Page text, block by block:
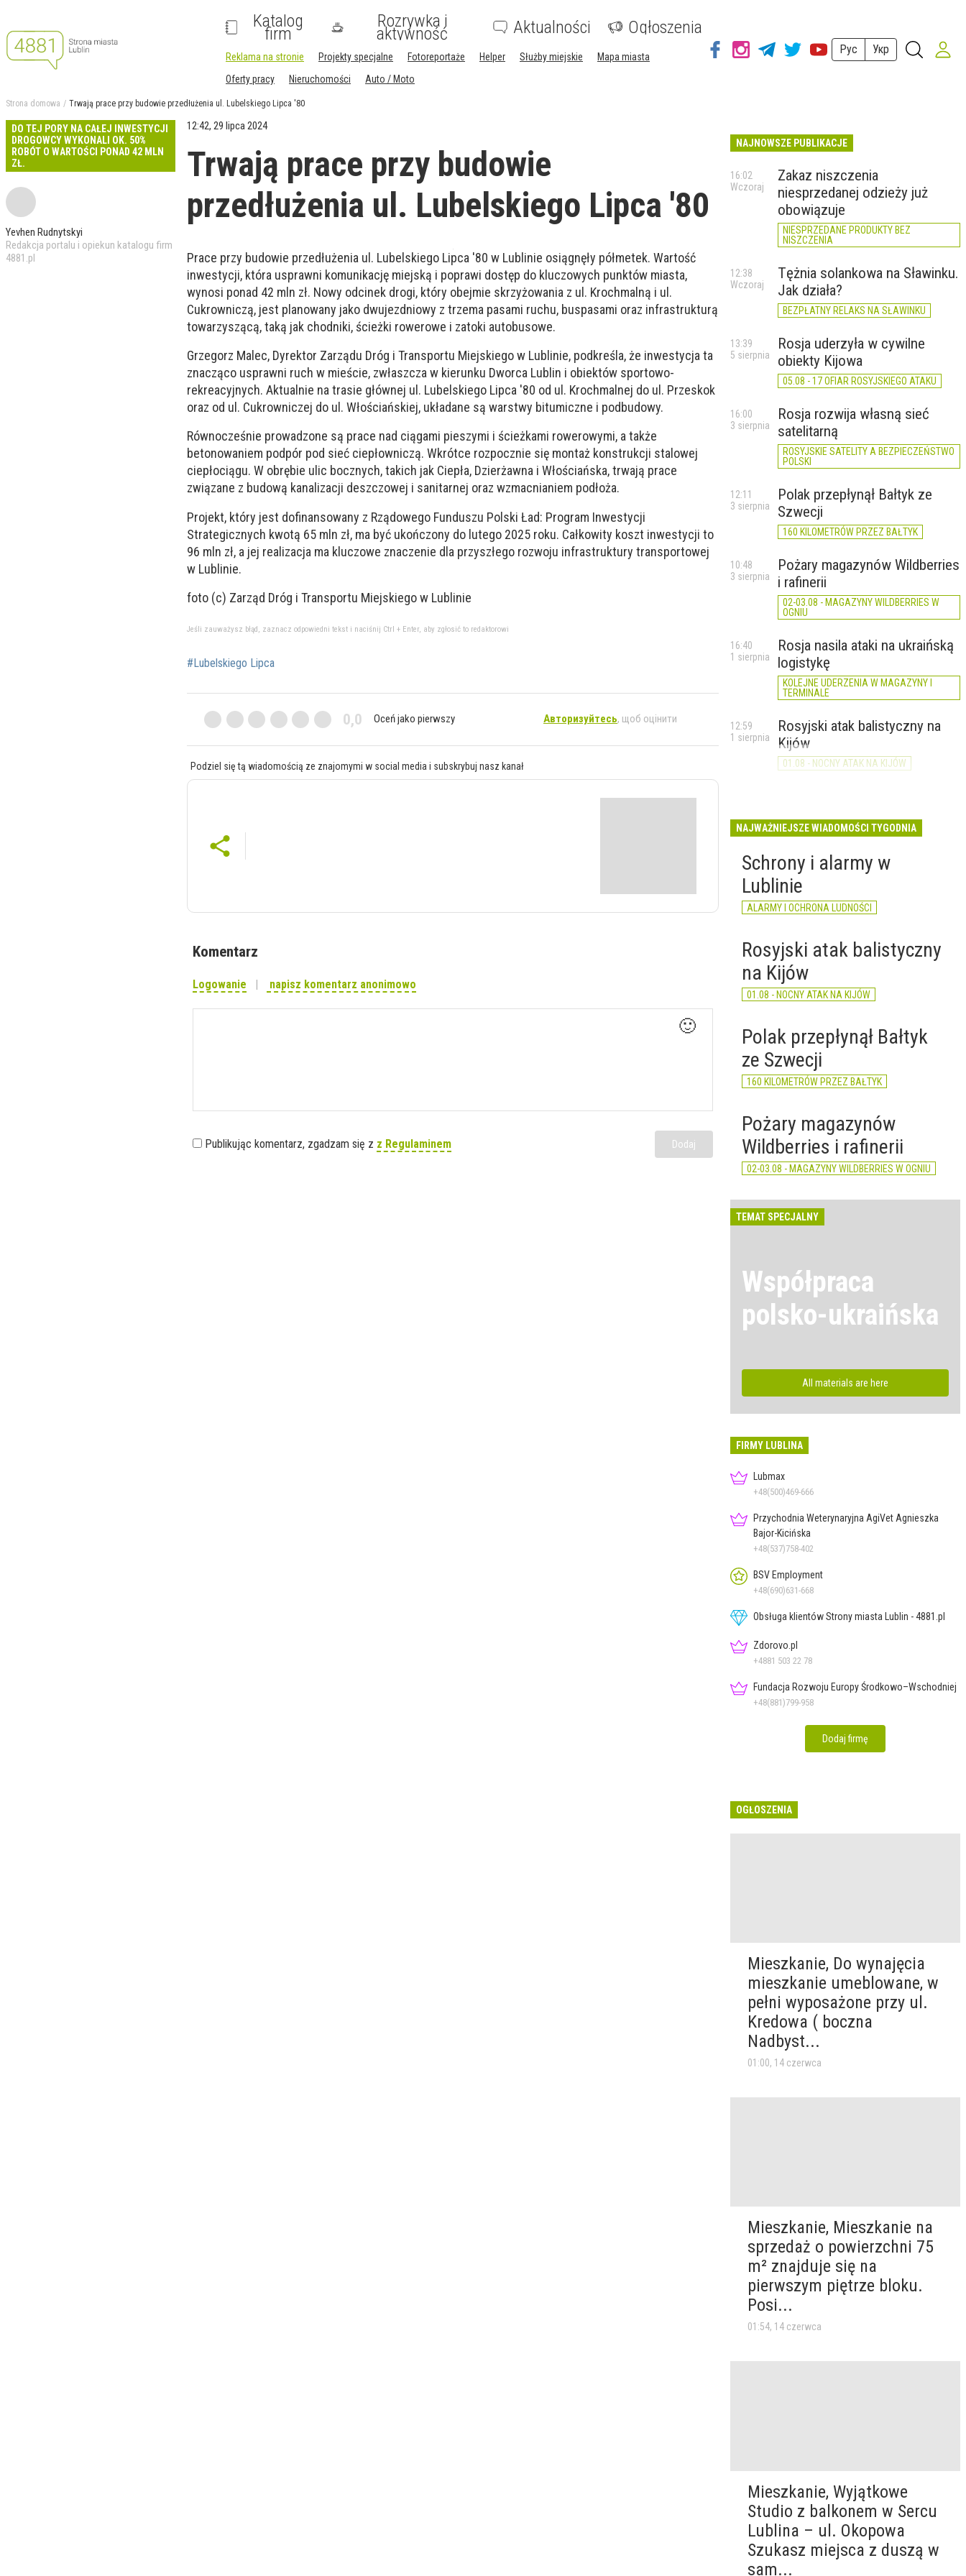
Katalog
firm
Rozrywka i
aktywność Aktualności Ogłoszenia
Reklama na stronie Projekty specjalne Fotoreportaże Helper Służby miejskie
Mapa miasta
Oferty pracy
Nieruchomości Auto / Moto
Рус Укр
Strona domowa Trwają prace przy budowie przedłużenia ul. Lubelskiego Lipca '80
DO TEJ PORY NA CAŁEJ INWESTYCJI
DROGOWCY WYKONALI OK. 50%
ROBÓT O WARTOŚCI PONAD 42 MLN
ZŁ.
Yevhen Rudnytskyi
Redakcja portalu i opiekun katalogu firm
4881.pl
12:42, 29 lipca 2024
Trwają prace przy budowie
przedłużenia ul. Lubelskiego Lipca '80
Prace przy budowie przedłużenia ul. Lubelskiego Lipca '80 w Lublinie osiągnęły półmetek. Wartość
inwestycji, która usprawni komunikację miejską i poprawi dostęp do kluczowych punktów miasta,
wynosi ponad 42 mln zł. Nowy odcinek drogi, który obejmie skrzyżowania z ul. Krochmalną i ul.
Cukrowniczą, jest planowany jako dwujezdniowy z trzema pasami ruchu, buspasami oraz infrastrukturą
towarzyszącą, taką jak chodniki, ścieżki rowerowe i zatoki autobusowe.
Grzegorz Malec, Dyrektor Zarządu Dróg i Transportu Miejskiego w Lublinie, podkreśla, że inwestycja ta
znacząco usprawni ruch w mieście, zwłaszcza w kierunku Dworca Lublin i obiektów sportowo-
rekreacyjnych. Aktualnie na trasie głównej ul. Lubelskiego Lipca '80 od ul. Krochmalnej do ul. Przeskok
oraz od ul. Cukrowniczej do ul. Włościańskiej, układane są warstwy bitumiczne i podbudowy.
Równocześnie prowadzone są prace nad ciągami pieszymi i ścieżkami rowerowymi, a także
betonowaniem podpór pod sieć ciepłowniczą. Wkrótce rozpocznie się montaż konstrukcji stalowej
ciepłociągu. W obrębie ulic bocznych, takich jak Ciepła, Dzierżawna i Włościańska, trwają prace
związane z budową kanalizacji deszczowej i sanitarnej oraz wzmacnianiem podłoża.
Projekt, który jest dofinansowany z Rządowego Funduszu Polski Ład: Program Inwestycji
Strategicznych kwotą 65 mln zł, ma być ukończony do lutego 2025 roku. Całkowity koszt inwestycji to
96 mln zł, a jej realizacja ma kluczowe znaczenie dla przyszłego rozwoju infrastruktury transportowej
w Lublinie.
foto (c) Zarząd Dróg i Transportu Miejskiego w Lublinie
Jeśli zauważysz błąd, zaznacz odpowiedni tekst i naciśnij Ctrl + Enter, aby zgłosić to redaktorowi
#Lubelskiego Lipca
0,0 Oceń jako pierwszy Авторизуйтесь, щоб оцінити
Podziel się tą wiadomością ze znajomymi w social media i subskrybuj nasz kanał
Komentarz
Logowanie napisz komentarz anonimowo
🙂
Publikując komentarz, zgadzam się z z Regulaminem Dodaj
NAJNOWSZE PUBLIKACJE
Zakaz niszczenia
niesprzedanej odzieży już
obowiązuje
NIESPRZEDANE PRODUKTY BEZ
NISZCZENIA
16:02
Wczoraj
Tężnia solankowa na Sławinku.
Jak działa?
BEZPŁATNY RELAKS NA SŁAWINKU
12:38
Wczoraj
Rosja uderzyła w cywilne
obiekty Kijowa
05.08 - 17 OFIAR ROSYJSKIEGO ATAKU
13:39
5 sierpnia
Rosja rozwija własną sieć
satelitarną
ROSYJSKIE SATELITY A BEZPIECZEŃSTWO
POLSKI
16:00
3 sierpnia
Polak przepłynął Bałtyk ze
Szwecji
160 KILOMETRÓW PRZEZ BAŁTYK
12:11
3 sierpnia
Pożary magazynów Wildberries
i rafinerii
02-03.08 - MAGAZYNY WILDBERRIES W
OGNIU
10:48
3 sierpnia
Rosja nasila ataki na ukraińską
logistykę
KOLEJNE UDERZENIA W MAGAZYNY I
TERMINALE
16:40
1 sierpnia
Rosyjski atak balistyczny na
Kijów
01.08 - NOCNY ATAK NA KIJÓW
12:59
1 sierpnia
NAJWAŻNIEJSZE WIADOMOŚCI TYGODNIA
Schrony i alarmy w
Lublinie
ALARMY I OCHRONA LUDNOŚCI
Rosyjski atak balistyczny
na Kijów
01.08 - NOCNY ATAK NA KIJÓW
Polak przepłynął Bałtyk
ze Szwecji
160 KILOMETRÓW PRZEZ BAŁTYK
Pożary magazynów
Wildberries i rafinerii
02-03.08 - MAGAZYNY WILDBERRIES W OGNIU
TEMAT SPECJALNY
Współpraca
polsko-ukraińska
All materials are here
FIRMY LUBLINA
Lubmax
+48(500)469-666
Przychodnia Weterynaryjna AgiVet Agnieszka
Bajor-Kicińska
+48(537)758-402
BSV Employment
+48(690)631-668
Obsługa klientów Strony miasta Lublin - 4881.pl
Zdorovo.pl
+4881 503 22 78
Fundacja Rozwoju Europy Środkowo–Wschodniej
+48(881)799-958
Dodaj firmę
OGŁOSZENIA
Mieszkanie, Do wynajęcia
mieszkanie umeblowane, w
pełni wyposażone przy ul.
Kredowa ( boczna
Nadbyst...
01:00, 14 czerwca
Mieszkanie, Mieszkanie na
sprzedaż o powierzchni 75
m² znajduje się na
pierwszym piętrze bloku.
Posi...
01:54, 14 czerwca
Mieszkanie, Wyjątkowe
Studio z balkonem w Sercu
Lublina – ul. Okopowa
Szukasz miejsca z duszą w
sam...